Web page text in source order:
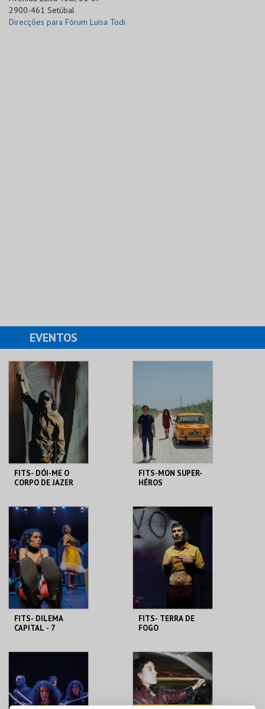
2900-461 Setúbal
Direcções para Fórum Luísa Todi
EVENTOS
FITS- DÓI-ME O
CORPO DE JAZER
FÓRUM LUÍSA TODI
MAIS INFO
COMPRAR
FITS-MON SUPER-
HÉROS
FÓRUM LUÍSA TODI
MAIS INFO
COMPRAR
FITS- DILEMA
CAPITAL - 7
MAIS INFO
FITS- TERRA DE
FOGO
FÓRUM LUÍSA TODI
MAIS INFO